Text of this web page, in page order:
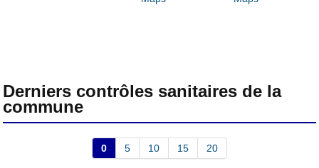
Derniers contrôles sanitaires de la
commune
0 5 10 15 20